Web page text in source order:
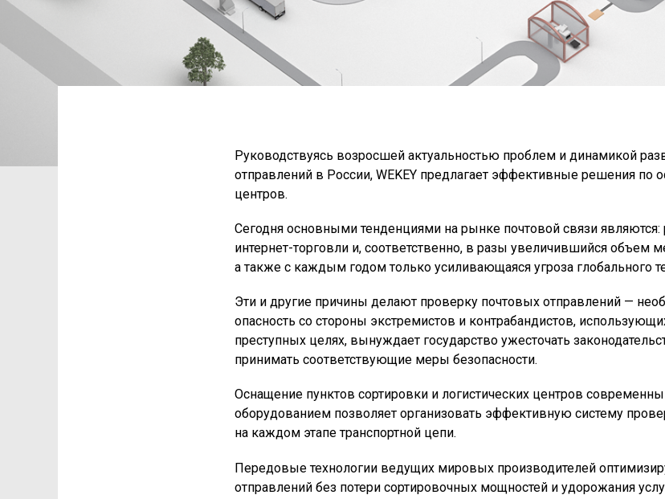
Руководствуясь возросшей актуальностью проблем и динамикой
отправлений в России, WEKEY предлагает эффективные решения по
центров.
Сегодня основными тенденциями на рынке почтовой связи
интернет-торговли и, соответственно, в разы увеличившийся объем
а также с каждым годом только усиливающаяся угроза глобального
Эти и другие причины делают проверку почтовых отправлений —
опасность со стороны экстремистов и контрабандистов,
преступных целях, вынуждает государство ужесточать
принимать соответствующие меры безопасности.
Оснащение пунктов сортировки и логистических центров
оборудованием позволяет организовать эффективную систему
на каждом этапе транспортной цепи.
Передовые технологии ведущих мировых производителей
отправлений без потери сортировочных мощностей и удорожания